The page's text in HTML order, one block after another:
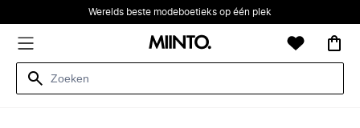
Werelds beste modeboetieks op één plek